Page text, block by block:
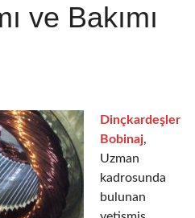
ve Bakımı
Dinçkardeşler
Bobinaj,
Uzman
kadrosunda
bulunan